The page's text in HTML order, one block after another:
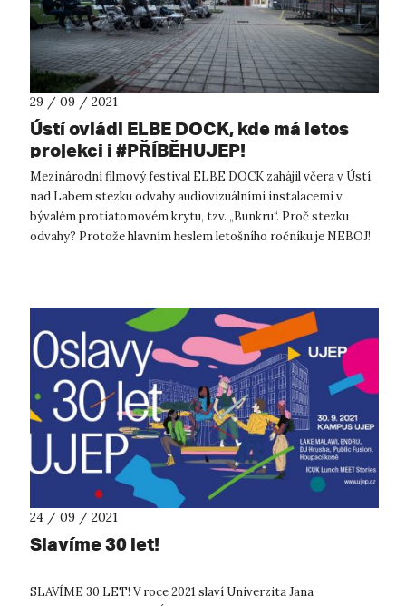
29 / 09 / 2021
Ústí ovládl ELBE DOCK, kde má letos
projekci i #PŘÍBĚHUJEP!
Mezinárodní filmový festival ELBE DOCK zahájil včera v Ústí
nad Labem stezku odvahy audiovizuálními instalacemi v
bývalém protiatomovém krytu, tzv. „Bunkru“. Proč stezku
odvahy? Protože hlavním heslem letošního ročníku je NEBOJ!
24 / 09 / 2021
Slavíme 30 let!
SLAVÍME 30 LET! V roce 2021 slaví Univerzita Jana